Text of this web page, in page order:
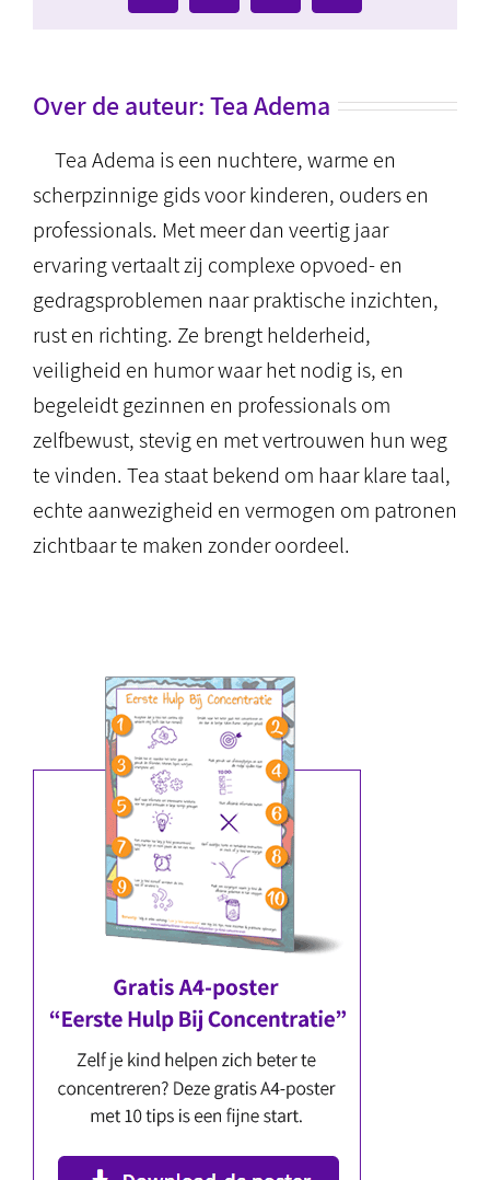
mail
Over de auteur:Tea Adema
Tea Adema is een nuchtere, warme en
scherpzinnige gids voor kinderen, ouders en
professionals. Met meer dan veertig jaar
ervaring vertaalt zij complexe opvoed- en
gedragsproblemen naar praktische inzichten,
rust en richting. Ze brengt helderheid,
veiligheid en humor waar het nodig is, en
begeleidt gezinnen en professionals om
zelfbewust, stevig en met vertrouwen hun weg
te vinden. Tea staat bekend om haar klare taal,
echte aanwezigheid en vermogen om patronen
zichtbaar te maken zonder oordeel.